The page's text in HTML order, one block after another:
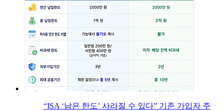
“ISA ‘남은 한도’ 사라질 수 있다” 기존 가입자 주